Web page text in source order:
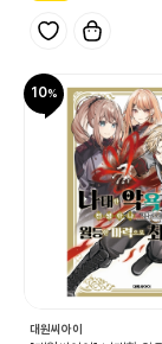
10
대원씨아이